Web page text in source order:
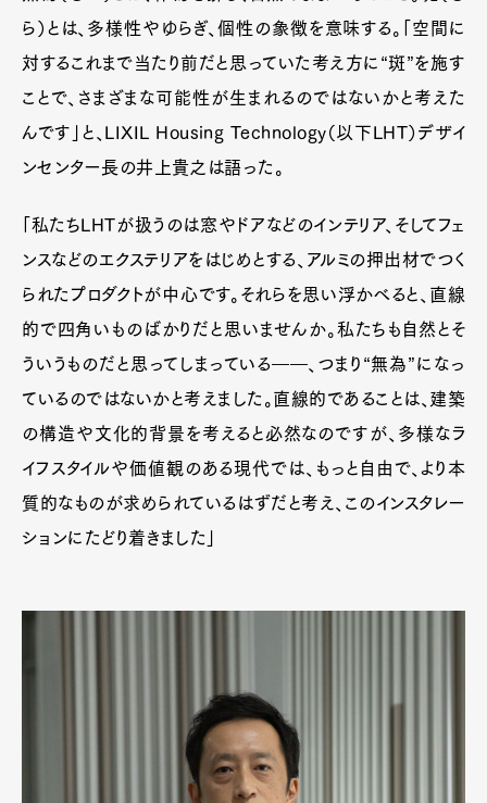
ら）とは、多様性やゆらぎ、個性の象徴を意味する。「空間に
対するこれまで当たり前だと思っていた考え方に“斑”を施す
ことで、さまざまな可能性が生まれるのではないかと考えた
んです」と、LIXIL Housing Technology（以下LHT）デザイ
ンセンター長の井上貴之は語った。
「私たちLHTが扱うのは窓やドアなどのインテリア、そしてフェ
ンスなどのエクステリアをはじめとする、アルミの押出材でつく
られたプロダクトが中心です。それらを思い浮かべると、直線
的で四角いものばかりだと思いませんか。私たちも自然とそ
ういうものだと思ってしまっている――、つまり“無為”になっ
ているのではないかと考えました。直線的であることは、建築
の構造や文化的背景を考えると必然なのですが、多様なラ
イフスタイルや価値観のある現代では、もっと自由で、より本
質的なものが求められているはずだと考え、このインスタレー
ションにたどり着きました」